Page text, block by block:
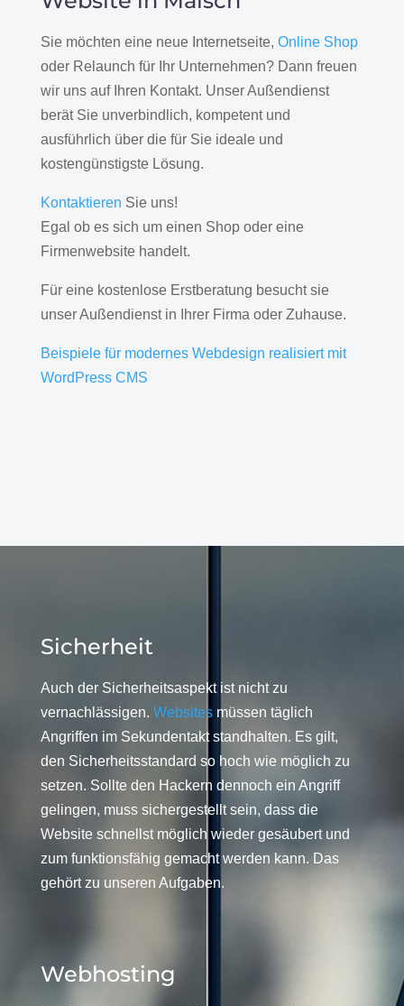
Sie möchten eine neue Internetseite, Online Shop
oder Relaunch für Ihr Unternehmen? Dann freuen
wir uns auf Ihren Kontakt. Unser Außendienst
berät Sie unverbindlich, kompetent und
ausführlich über die für Sie ideale und
kostengünstigste Lösung.
Kontaktieren Sie uns!
Egal ob es sich um einen Shop oder eine
Firmenwebsite handelt.
Für eine kostenlose Erstberatung besucht sie
unser Außendienst in Ihrer Firma oder Zuhause.
Beispiele für modernes Webdesign realisiert mit
WordPress CMS
Sicherheit
Auch der Sicherheitsaspekt ist nicht zu
vernachlässigen. Websitesmüssen täglich
Angriffen im Sekundentakt standhalten. Es gilt,
den Sicherheitsstandard so hoch wie möglich zu
setzen. Sollte den Hackern dennoch ein Angriff
gelingen, muss sichergestellt sein, dass die
Website schnellst möglich wieder gesäubert und
zum funktionsfähig gemacht werden kann. Das
gehört zu unseren Aufgaben.
Webhosting